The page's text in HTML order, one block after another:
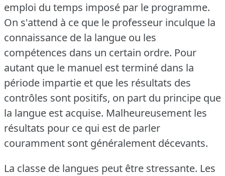
emploi du temps imposé par le programme.
On s'attend à ce que le professeur inculque la
connaissance de la langue ou les
compétences dans un certain ordre. Pour
autant que le manuel est terminé dans la
période impartie et que les résultats des
contrôles sont positifs, on part du principe que
la langue est acquise. Malheureusement les
résultats pour ce qui est de parler
couramment sont généralement décevants.
La classe de langues peut être stressante. Les